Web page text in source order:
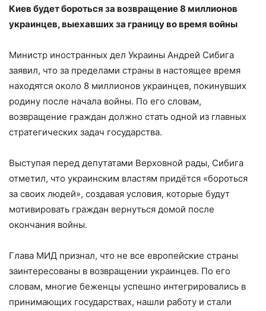
Киев будет бороться за возвращение 8 миллионов
украинцев, выехавших за границу во время войны
Министр иностранных дел Украины Андрей Сибига
заявил, что за пределами страны в настоящее время
находятся около 8 миллионов украинцев, покинувших
родину после начала войны. По его словам,
возвращение граждан должно стать одной из главных
стратегических задач государства.
Выступая перед депутатами Верховной рады, Сибига
отметил, что украинским властям придётся «бороться
за своих людей», создавая условия, которые будут
мотивировать граждан вернуться домой после
окончания войны.
Глава МИД признал, что не все европейские страны
заинтересованы в возвращении украинцев. По его
словам, многие беженцы успешно интегрировались в
принимающих государствах, нашли работу и стали